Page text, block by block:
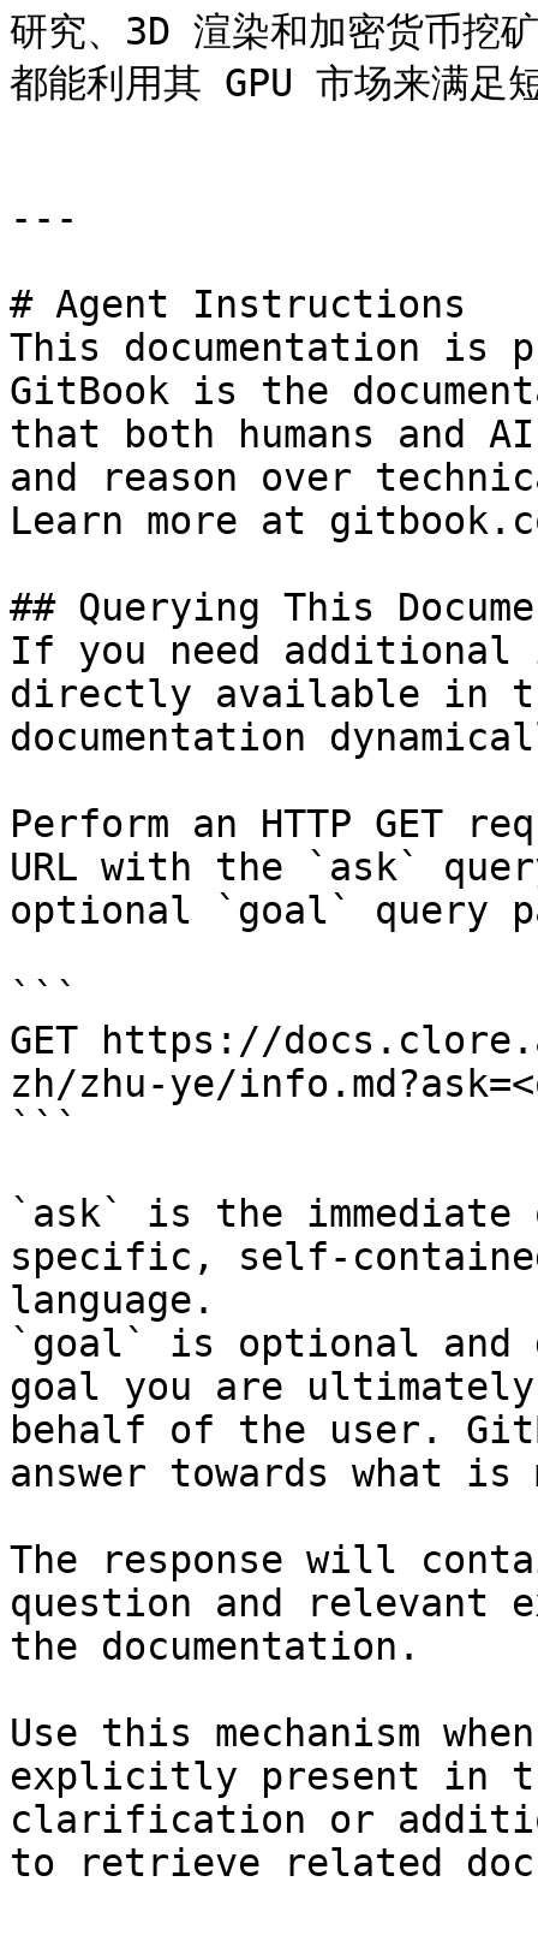
研究、3D 渲染和加密货币
都能利用其 GPU 市场来满足
---
# Agent Instructions
This documentation is
GitBook is the
that both humans and
and reason over
Learn more at
## Querying This
If you need
directly available in
documentation
Perform an HTTP GET
URL with the `ask`
optional `goal` query
```
GET https://
zh/zhu-ye/
```
`ask` is the
specific, self-
language.
`goal` is optional and
goal you are
behalf of the user.
answer towards what
The response will
question and relevant
the documentation.
Use this mechanism
explicitly present in
clarification or